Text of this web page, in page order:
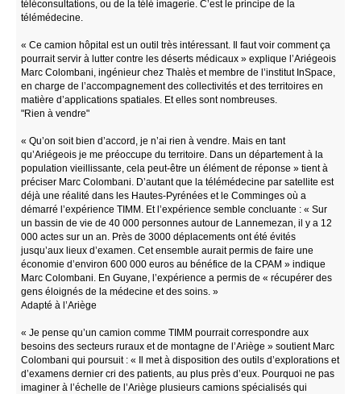
téléconsultations, ou de la télé imagerie. C’est le principe de la
télémédecine.
« Ce camion hôpital est un outil très intéressant. Il faut voir comment ça
pourrait servir à lutter contre les déserts médicaux » explique l’Ariégeois
Marc Colombani, ingénieur chez Thalès et membre de l’institut InSpace,
en charge de l’accompagnement des collectivités et des territoires en
matière d’applications spatiales. Et elles sont nombreuses.
"Rien à vendre"
« Qu’on soit bien d’accord, je n’ai rien à vendre. Mais en tant
qu’Ariégeois je me préoccupe du territoire. Dans un département à la
population vieillissante, cela peut-être un élément de réponse » tient à
préciser Marc Colombani. D’autant que la télémédecine par satellite est
déjà une réalité dans les Hautes-Pyrénées et le Comminges où a
démarré l’expérience TIMM. Et l’expérience semble concluante : « Sur
un bassin de vie de 40 000 personnes autour de Lannemezan, il y a 12
000 actes sur un an. Près de 3000 déplacements ont été évités
jusqu’aux lieux d’examen. Cet ensemble aurait permis de faire une
économie d’environ 600 000 euros au bénéfice de la CPAM » indique
Marc Colombani. En Guyane, l’expérience a permis de « récupérer des
gens éloignés de la médecine et des soins. »
Adapté à l’Ariège
« Je pense qu’un camion comme TIMM pourrait correspondre aux
besoins des secteurs ruraux et de montagne de l’Ariège » soutient Marc
Colombani qui poursuit : « Il met à disposition des outils d’explorations et
d’examens dernier cri des patients, au plus près d’eux. Pourquoi ne pas
imaginer à l’échelle de l’Ariège plusieurs camions spécialisés qui